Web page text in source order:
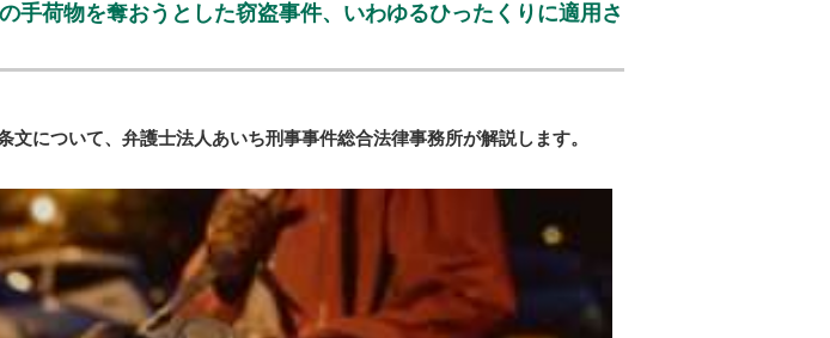
手荷物を奪おうとした窃盗事件、いわゆるひったくりに適用さ
文について、弁護士法人あいち刑事事件総合法律事務所が解説します。